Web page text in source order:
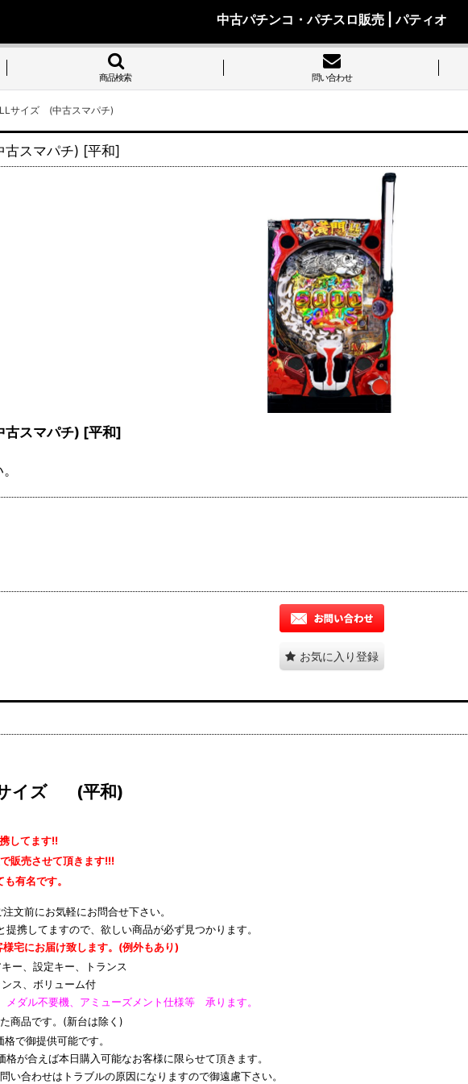
中古パチンコ・パチスロ販売 | パティオ
商品検索 問い合わせ
サイズ (中古スマパチ)
スマパチ) [平和]
スマパチ) [平和]
お気に入り登録
イズ (平和)
してます!!
販売させて頂きます!!!
有名です。
文前にお気軽にお問合せ下さい。
提携してますので、欲しい商品が必ず見つかります。
宅にお届け致します。(例外もあり)
、設定キー、トランス
、ボリューム付
メダル不要機、アミューズメント仕様等 承ります。
商品です。(新台は除く)
で御提供可能です。
合えば本日購入可能なお客様に限らせて頂きます。
わせはトラブルの原因になりますので御遠慮下さい。